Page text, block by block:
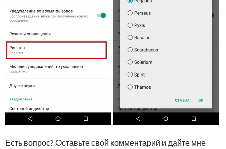
Есть вопрос? Оставьте свой комментарий и дайте мне